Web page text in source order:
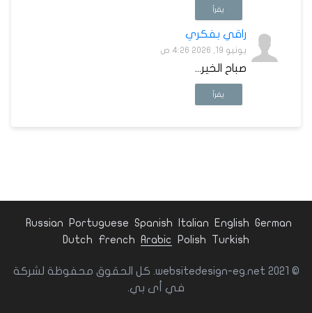
يقرأ
راقي بفكري
يونيو 19, 2026 4:26 ص
صباح الخير...
يقرأ
German
English
Italian
Spanish
Portuguese
Russian
Turkish
Polish
Arabic
French
Dutch
© websitedesign-eg.net 2021. كل الحقوق محفوظة لشركة
في أى بي.